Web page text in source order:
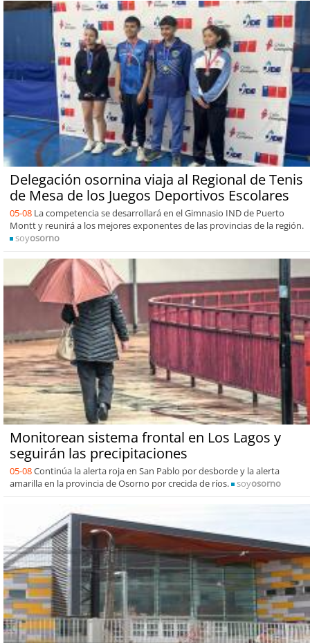
Delegación osornina viaja al Regional de Tenis
de Mesa de los Juegos Deportivos Escolares
05-08 La competencia se desarrollará en el Gimnasio IND de Puerto
Montt y reunirá a los mejores exponentes de las provincias de la región.
soyosorno
Monitorean sistema frontal en Los Lagos y
seguirán las precipitaciones
05-08Continúa la alerta roja en San Pablo por desborde y la alerta
amarilla en la provincia de Osorno por crecida de ríos.
soyosorno